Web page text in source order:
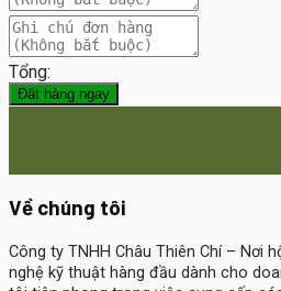
Tổng:
Đặt hàng ngay
Về chúng tôi
Công ty TNHH Châu Thiên Chí– Nơi
nghệ kỹ thuật hàng đầu dành cho